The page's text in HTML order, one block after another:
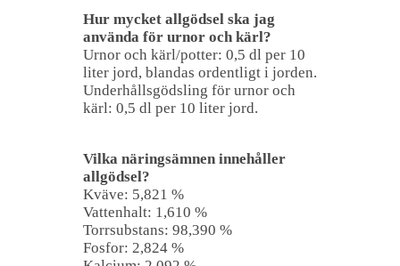
Hur mycket allgödsel ska jag
använda för urnor och kärl?
Urnor och kärl/potter: 0,5 dl per 10
liter jord, blandas ordentligt i jorden.
Underhållsgödsling för urnor och
kärl: 0,5 dl per 10 liter jord.
Vilka näringsämnen innehåller
allgödsel?
Kväve: 5,821 %
Vattenhalt: 1,610 %
Torrsubstans: 98,390 %
Fosfor: 2,824 %